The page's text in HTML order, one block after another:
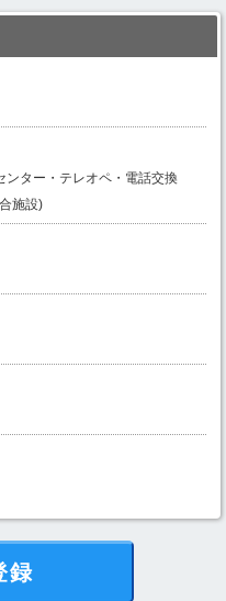
ンター・テレオペ・電話交換
施設)
録